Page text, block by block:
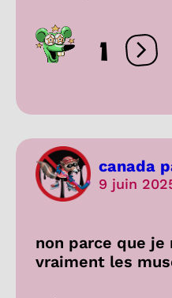
1
canada
9 juin
non parce que je
vraiment les